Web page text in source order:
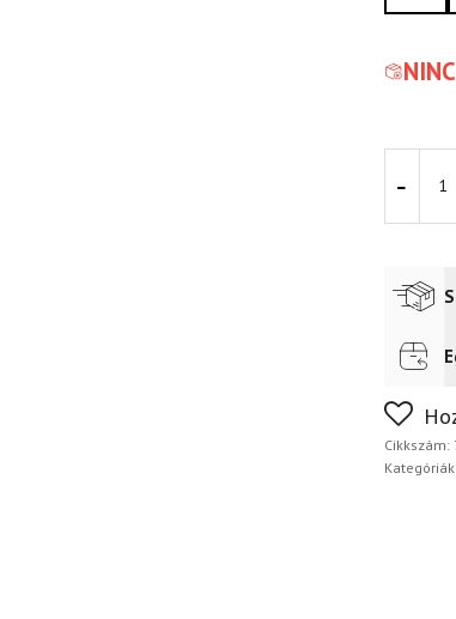
Dynafit
TEE
Horizon
Futár
FoxPost
Nem
Cikkszám: